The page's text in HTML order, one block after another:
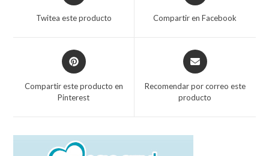
Twitea este producto Compartir en Facebook
Compartir este producto en
Pinterest
Recomendar por correo este
producto